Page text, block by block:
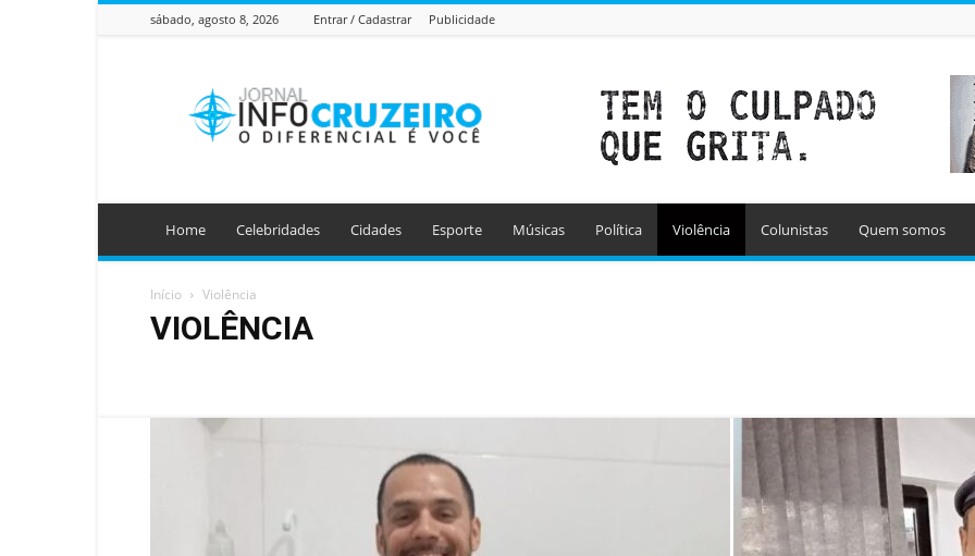
sábado, agosto 8, 2026 Entrar / Cadastrar Publicidade
Info
Cruzeiro
Home Celebridades Cidades Esporte Músicas Política Violência Colunistas Quem somos
Início Violência
VIOLÊNCIA
Sem categoria
Tecnologia Últimas Notícias Violência